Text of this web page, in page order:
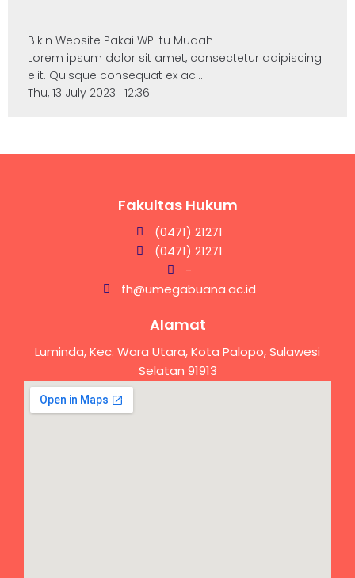
Bikin Website Pakai WP itu Mudah
Lorem ipsum dolor sit amet, consectetur adipiscing
elit. Quisque consequat ex ac...
Thu, 13 July 2023 | 12:36
Fakultas Hukum
(0471) 21271
(0471) 21271
-
fh@umegabuana.ac.id
Alamat
Luminda, Kec. Wara Utara, Kota Palopo, Sulawesi
Selatan 91913